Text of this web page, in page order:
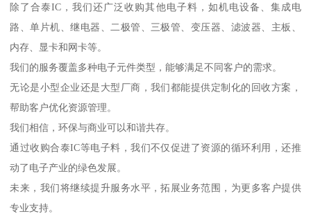
除了合泰IC，我们还广泛收购其他电子料，如机电设备、集成电
路、单片机、继电器、二极管、三极管、变压器、滤波器、主板、
内存、显卡和网卡等。
我们的服务覆盖多种电子元件类型，能够满足不同客户的需求。
无论是小型企业还是大型厂商，我们都能提供定制化的回收方案，
帮助客户优化资源管理。
我们相信，环保与商业可以和谐共存。
通过收购合泰IC等电子料，我们不仅促进了资源的循环利用，还推
动了电子产业的绿色发展。
未来，我们将继续提升服务水平，拓展业务范围，为更多客户提供
专业支持。